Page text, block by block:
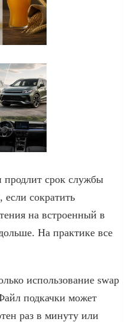
продлит срок службы
если сократить
на встроенный в
На практике все
использование swap
подкачки может
раз в минуту или